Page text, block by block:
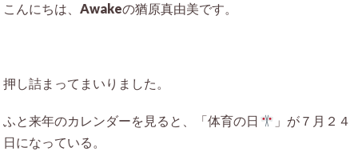
こんにちは、Awakeの猶原真由美です。
押し詰まってまいりました。
ふと来年のカレンダーを見ると、「体育の日
」が７月２４
日になっている。